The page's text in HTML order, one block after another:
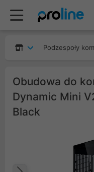
Podzespoły
Obudowa do
Dynamic Mini
Black